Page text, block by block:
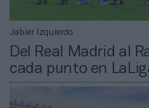
Jabier Izquierdo
Del Real Madrid al
cada punto en